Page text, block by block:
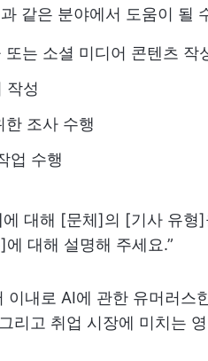
같은 분야에서 도움이 될
또는 소셜 미디어 콘텐츠 작
작성
한 조사 수행
업 수행
대해 [문체]의 [기사 유형
대해 설명해 주세요.”
이내로 AI에 관한 유머러스
리고 취업 시장에 미치는